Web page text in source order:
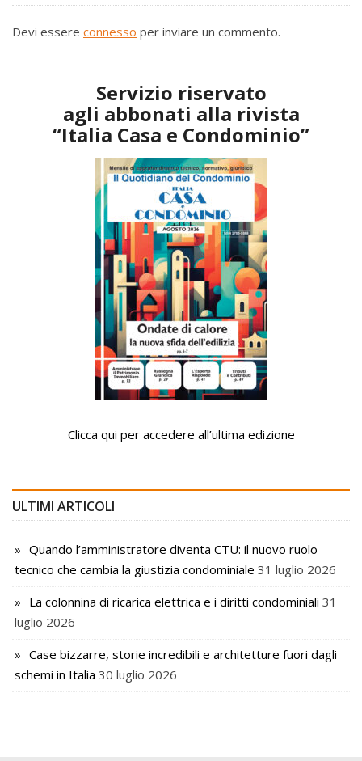
Devi essere connesso per inviare un commento.
Servizio riservato
agli abbonati alla rivista
“Italia Casa e Condominio”
Clicca qui per accedere all’ultima edizione
ULTIMI ARTICOLI
Quando l’amministratore diventa CTU: il nuovo ruolo
tecnico che cambia la giustizia condominiale 31 luglio 2026
La colonnina di ricarica elettrica e i diritti condominiali 31
luglio 2026
Case bizzarre, storie incredibili e architetture fuori dagli
schemi in Italia 30 luglio 2026